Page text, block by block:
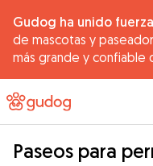
Gudog ha unido
de mascotas y
más grande y confiable
Paseos para